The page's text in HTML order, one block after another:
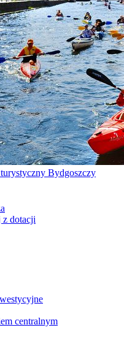
Bydgoszczy
z dotacji
centralnym